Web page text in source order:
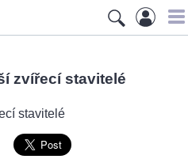
zvířecí stavitelé